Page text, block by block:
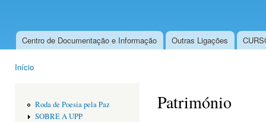
Menu principal
Centro de Documentação e Informação Outras Ligações
Início
Roda de Poesia pela Paz
SOBRE A UPP
Património